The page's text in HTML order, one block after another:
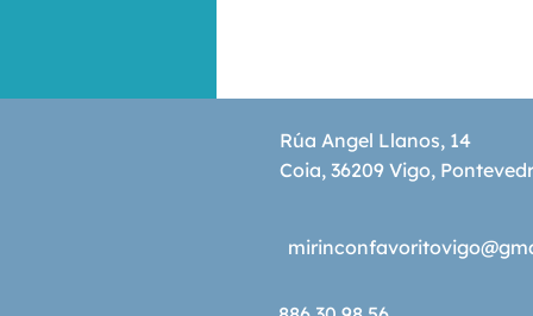
Rúa Angel Llanos, 14
Coia, 36209 Vigo,